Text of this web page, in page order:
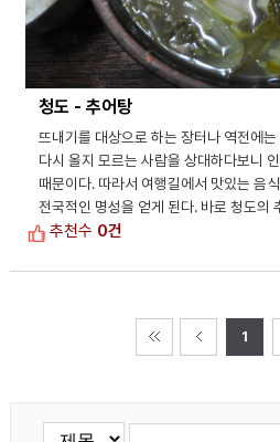
청도 - 추어탕
뜨내기를 대상으로 하는 장터나 역전에
다시 올지 모르는 사람을 상대하다보니
때문이다. 따라서 여행길에서 맛있는 음
전국적인 명성을 얻게 된다. 바로 청도의
추천수 0건
1